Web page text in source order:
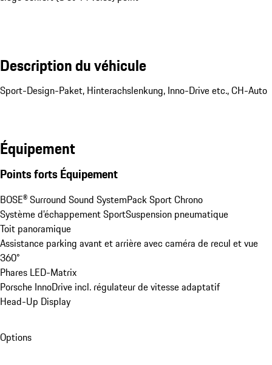
Description du véhicule
Sport-Design-Paket, Hinterachslenkung, Inno-Drive etc., CH-Auto
Équipement
Points forts Équipement
BOSE® Surround Sound SystemPack Sport Chrono
Système d’échappement SportSuspension pneumatique
Toit panoramique
Assistance parking avant et arrière avec caméra de recul et vue
360°
Phares LED-Matrix
Porsche InnoDrive incl. régulateur de vitesse adaptatif
Head-Up Display
Options